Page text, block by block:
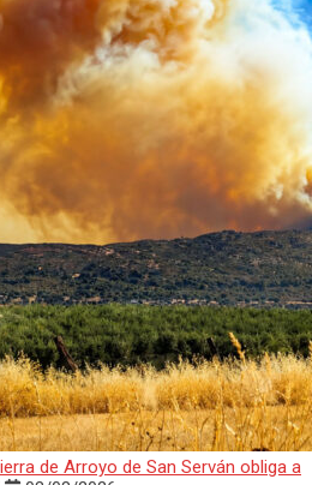
de Arroyo de San Serván obliga a